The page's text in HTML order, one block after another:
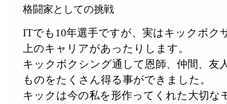
格闘家としての挑戦
ITでも10年選手ですが、実はキックボク
上のキャリアがあったりします。
キックボクシング通して恩師、仲間、友
ものをたくさん得る事ができました。
キックは今の私を形作ってくれた大切な